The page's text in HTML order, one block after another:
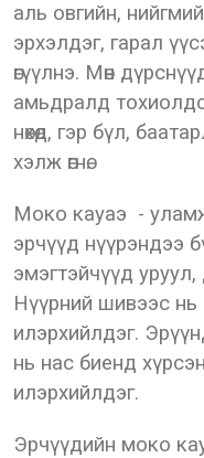
аль овгийн,
эрхэлдэг, гарал
өгүүлнэ. Мөн
амьдралд
нөхөд, гэр бүл,
хэлж өгнө.
Моко кауаэ -
эрчүүд нүүрэндээ
эмэгтэйчүүд
Нүүрний шивээс нь
илэрхийлдэг.
нь нас биенд
илэрхийлдэг.
Эрчүүдийн моко